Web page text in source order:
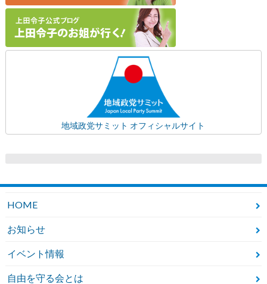
地域政党サミット オフィシャルサイト
HOME
お知らせ
イベント情報
自由を守る会とは